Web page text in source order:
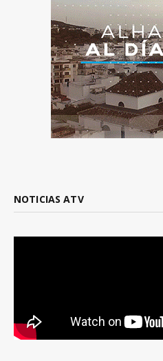
NOTICIAS ATV